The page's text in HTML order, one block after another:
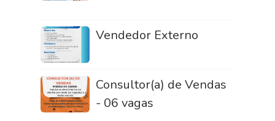
Vendedor Externo
Consultor(a) de Vendas
- 06 vagas